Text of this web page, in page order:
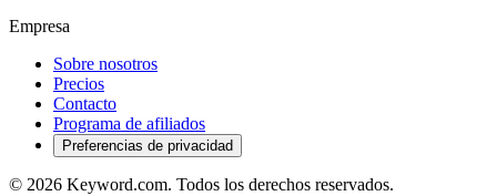
Empresa
Sobre nosotros
Precios
Contacto
Programa de afiliados
Preferencias de privacidad
© 2026 Keyword.com. Todos los derechos reservados.